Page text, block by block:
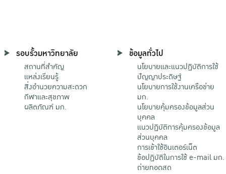
รอบรั้วมหาวิทยาลัย
สถานที่สำคัญ
แหล่งเรียนรู้
สิ่งอำนวยความสะดวก
กีฬาและสุขภาพ
ผลิตภัณฑ์ มก.
ข้อมูลทั่วไป
นโยบายและแนวปฏิบัติการใช้
ปัญญาประดิษฐ์
นโยบายการใช้งานเครือข่าย
มก.
นโยบายคุ้มครองข้อมูลส่วน
บุคคล
แนวปฏิบัติการคุ้มครองข้อมูล
ส่วนบุคคล
การเข้าใช้อินเตอร์เน็ต
ข้อปฏิบัติในการใช้ e-mail มก.
ถ่ายทอดสด